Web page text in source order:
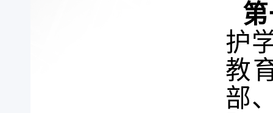
护
教
部